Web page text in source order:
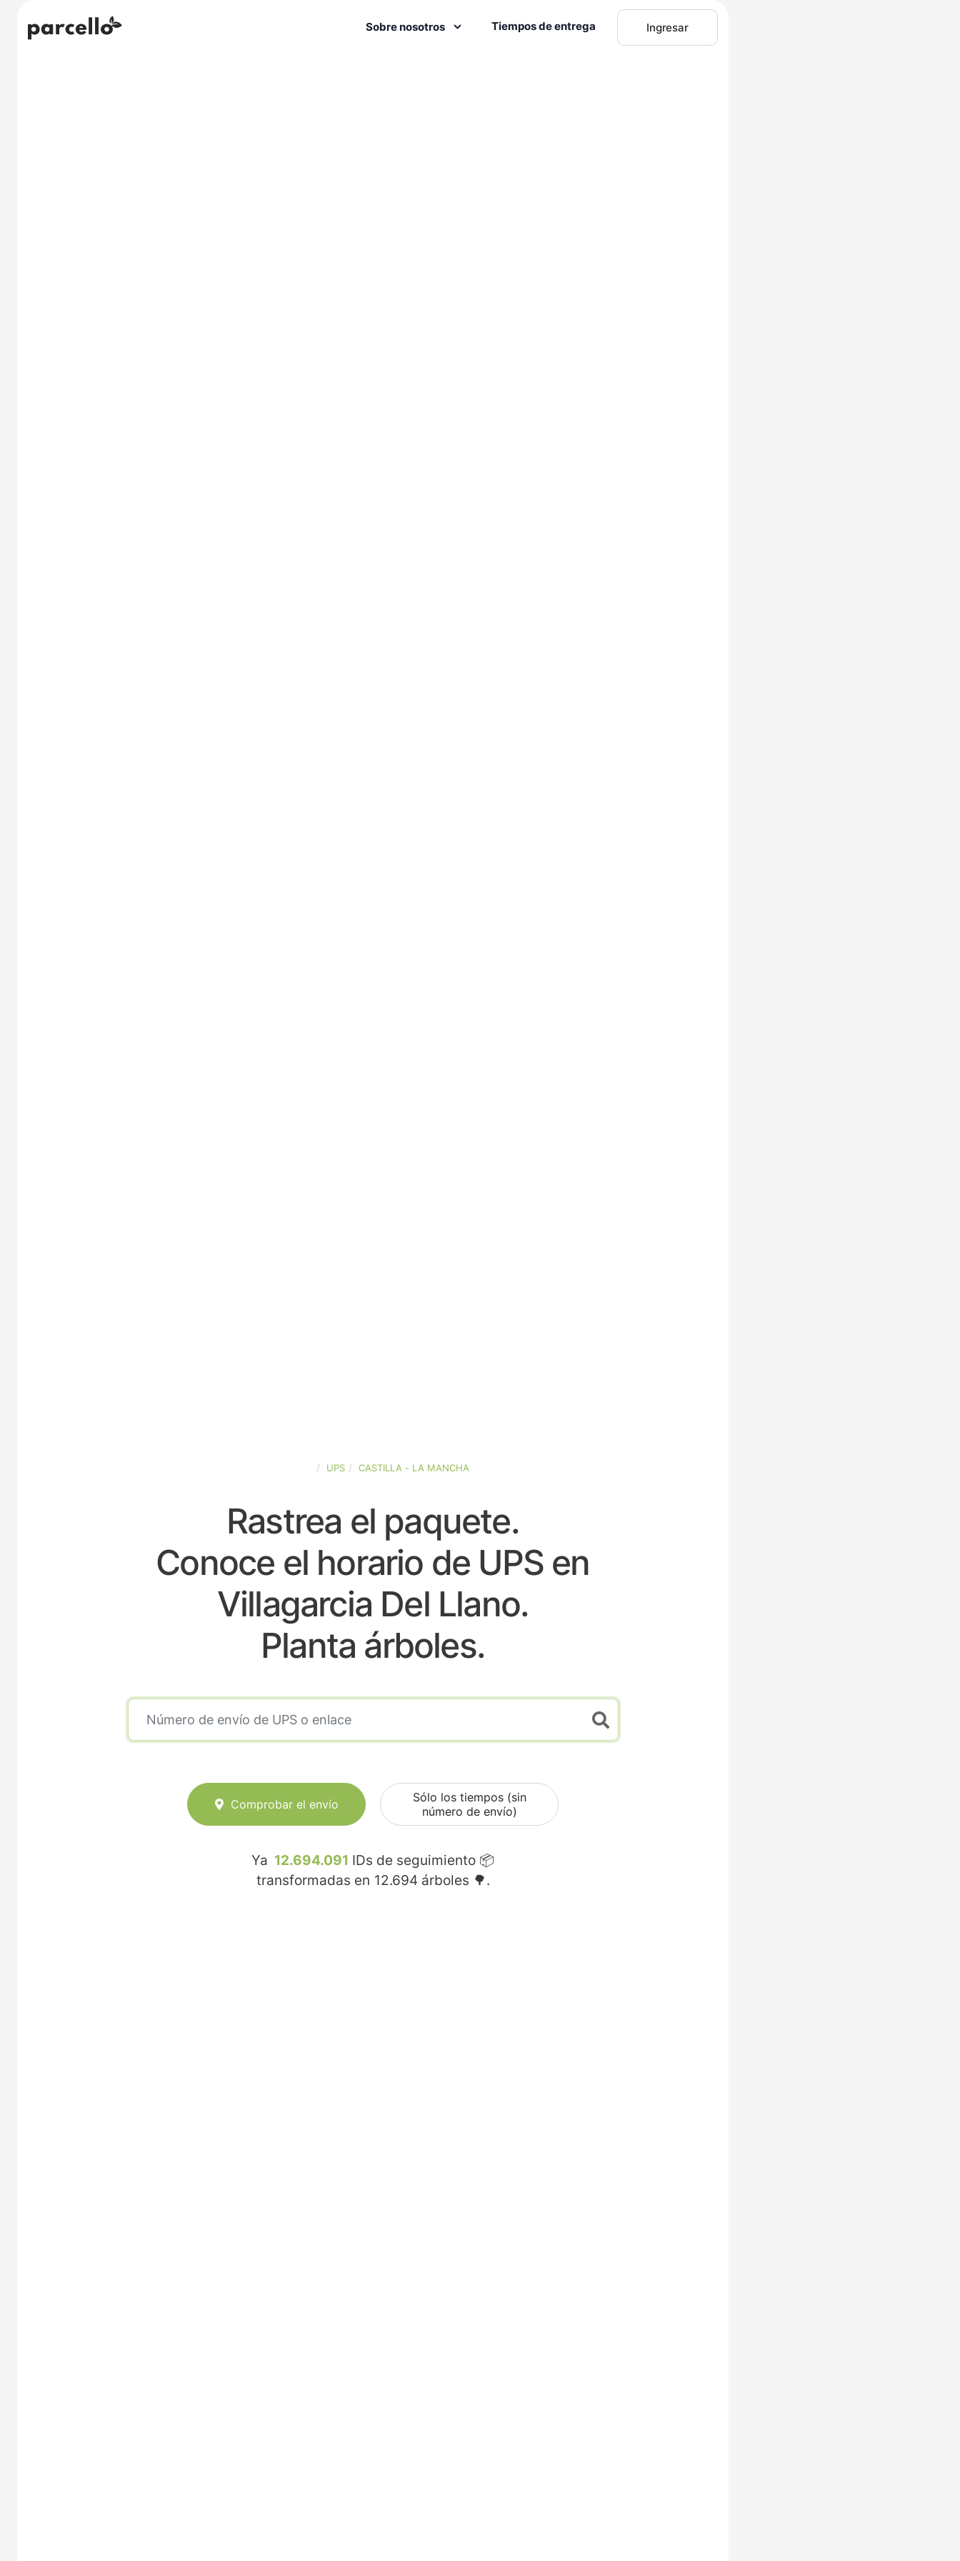
Sobre nosotros Tiempos de entrega Ingresar
UPS CASTILLA - LA MANCHA
Rastrea el paquete.
Conoce el horario de UPS en
Villagarcia Del Llano.
Planta árboles.
Comprobar el envío
Sólo los tiempos (sin
número de envío)
Ya 12.694.091 IDs de seguimiento 📦
transformadas en 12.694 árboles 🌳.